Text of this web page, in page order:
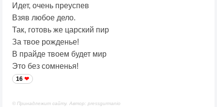
Идет, очень преуспев
Взяв любое дело.
Так, готовь же царский пир
За твое рожденье!
В прайде твоем будет мир
Это без сомненья!
16
© Принадлежит сайту. Автор: pressgurmanio